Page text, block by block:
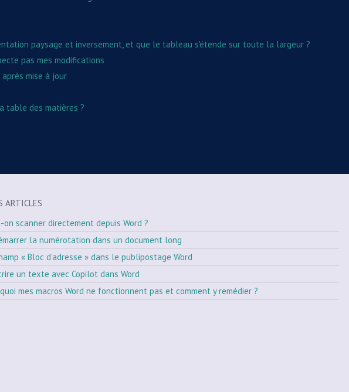
paysage et inversement, et que le tableau s'étende sur toute la largeur ?
pas mes modifications
mise à jour
table des matières ?
ARTICLES
on scanner directement depuis Word ?
la numérotation dans un document long
« Bloc d’adresse » dans le publipostage Word
un texte avec Copilot dans Word
mes macros Word ne fonctionnent pas et comment y remédier ?